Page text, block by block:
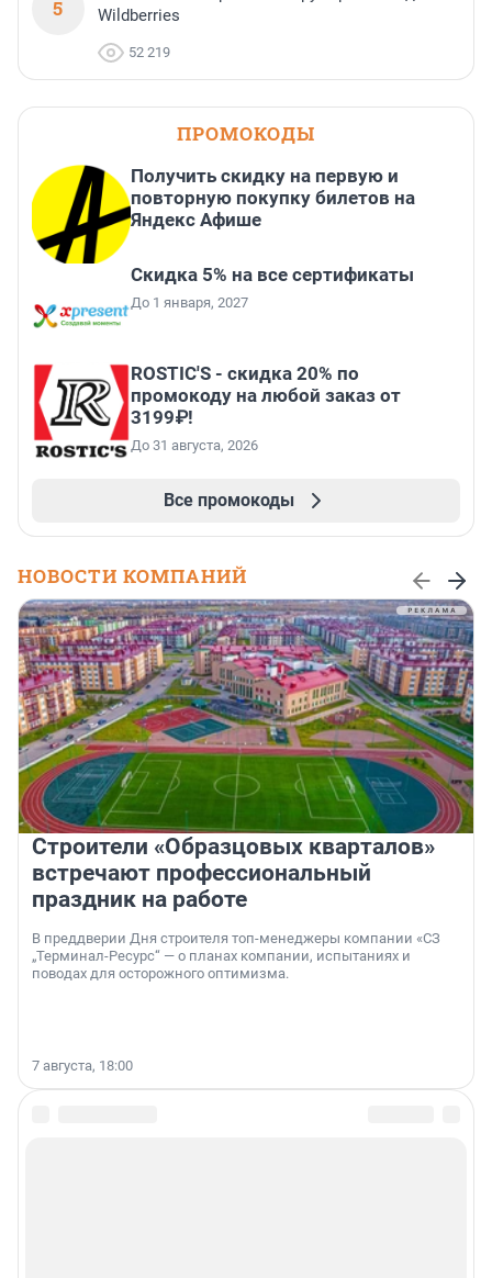
5
Wildberries
52 219
ПРОМОКОДЫ
Получить скидку на первую и
повторную покупку билетов на
Яндекс Афише
Скидка 5% на все сертификаты
До 1 января, 2027
ROSTIC'S - скидка 20% по
промокоду на любой заказ от
3199₽!
До 31 августа, 2026
Все промокоды
НОВОСТИ КОМПАНИЙ
Строители «Образцовых кварталов»
встречают профессиональный
праздник на работе
В преддверии Дня строителя топ-менеджеры компании «СЗ
„Терминал-Ресурс“ — о планах компании, испытаниях и
поводах для осторожного оптимизма.
7 августа, 18:00